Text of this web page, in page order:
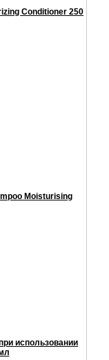
Conditioner 250
Moisturising
использовании